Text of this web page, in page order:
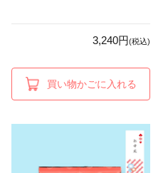
3,240円(税込)
買い物かごに入れる